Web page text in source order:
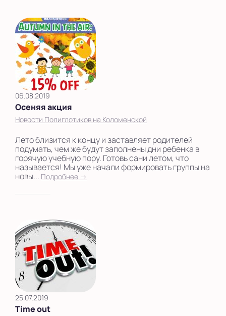
06.08.2019
Осеняя акция
Новости Полиглотиков на Коломенской
Лето близится к концу и заставляет родителей
подумать, чем же будут заполнены дни ребенка в
горячую учебную пору. Готовь сани летом, что
называется! Мы уже начали формировать группы на
новы... Подробнее →
25.07.2019
Time out